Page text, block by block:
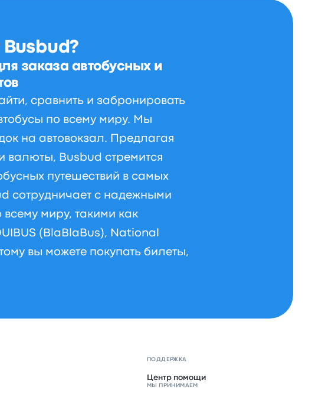
заказа автобусных и
сравнить и забронировать
по всему миру. Мы
на автовокзал. Предлагая
валюты, Busbud стремится
путешествий в самых
сотрудничает с надежными
миру, такими как
(BlaBlaBus), National
вы можете покупать билеты,
ПОДДЕРЖКА
Центр помощи
МЫ ПРИНИМАЕМ